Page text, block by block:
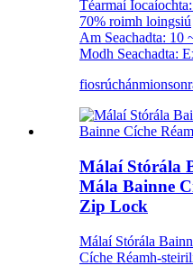
Téarmaí
70% roimh loingsiú
Am Seachadta: 10
Modh Seachadta:
fiosrúchán
Málaí Stórála
Mála Bainne
Zip Lock
Málaí Stórála
Cíche Réamh-